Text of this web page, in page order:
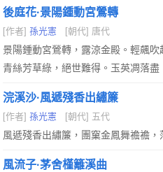
後庭花·景陽鍾動宮鶯轉
[作者] 孫光憲 [朝代] 唐代
景陽鍾動宮鶯轉，露涼金殿。輕飆
青絲芳草綠，絕世難得。玉英凋落
浣溪沙·風遞殘香出繡簾
[作者] 孫光憲 [朝代] 五代
風遞殘香出繡簾，團窠金鳳舞襜襜
風流子·茅舍槿籬溪曲